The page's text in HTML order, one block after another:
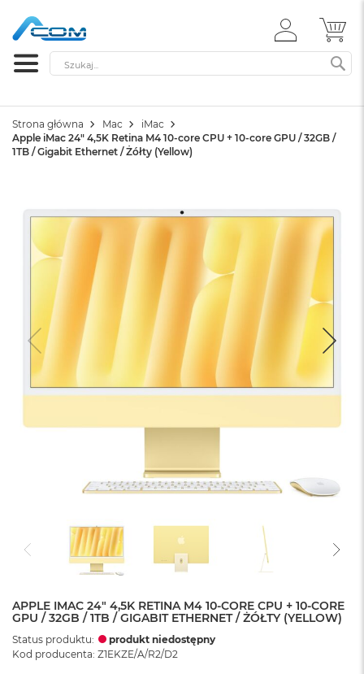
ZALOGUJ
SIĘ
Szukaj
Strona główna Mac
iMac
Apple iMac 24" 4,5K Retina M4 10-core CPU + 10-core GPU / 32GB /
1TB / Gigabit Ethernet / Żółty (Yellow)
APPLE IMAC 24" 4,5K RETINA M4 10-CORE CPU + 10-CORE
GPU / 32GB / 1TB / GIGABIT ETHERNET / ŻÓŁTY (YELLOW)
Status produktu:
produkt niedostępny
Kod producenta: Z1EKZE/A/R2/D2